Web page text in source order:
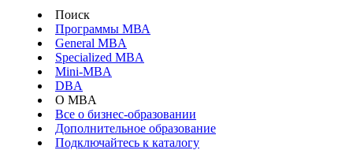
Поиск
Программы МВА
General MBA
Specialized MBA
Mini-MBA
DBA
О MBA
Все о бизнес-образовании
Дополнительное образование
Подключайтесь к каталогу